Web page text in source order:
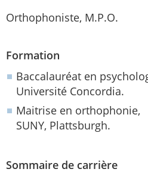
Orthophoniste, M.P.O.
Formation
Baccalauréat en
Université Concordia.
Maitrise en orthophonie,
SUNY, Plattsburgh.
Sommaire de carrière